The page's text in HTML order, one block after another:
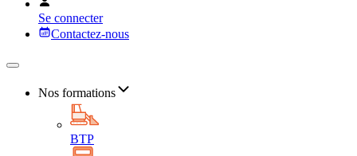
Se connecter
Contactez-nous
Nos formations
BTP